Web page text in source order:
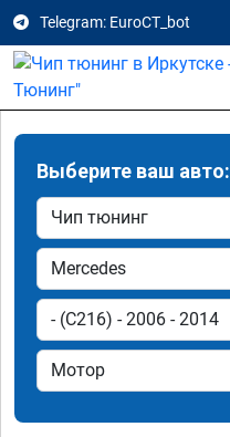
Telegram: EuroCT_bot
Выберите ваш авто: